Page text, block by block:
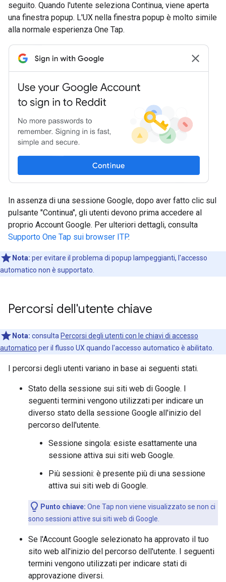
seguito. Quando l'utente seleziona Continua, viene aperta
una finestra popup. L'UX nella finestra popup è molto simile
alla normale esperienza One Tap.
In assenza di una sessione Google, dopo aver fatto clic sul
pulsante "Continua", gli utenti devono prima accedere al
proprio Account Google. Per ulteriori dettagli, consulta
Supporto One Tap sui browser ITP.
Nota: per evitare il problema di popup lampeggianti, l'accesso
automatico non è supportato.
Percorsi dell'utente chiave
Nota: consulta Percorsi degli utenti con le chiavi di accesso
automatico per il flusso UX quando l'accesso automatico è abilitato.
I percorsi degli utenti variano in base ai seguenti stati.
Stato della sessione sui siti web di Google. I
seguenti termini vengono utilizzati per indicare un
diverso stato della sessione Google all'inizio del
percorso dell'utente.
Sessione singola: esiste esattamente una
sessione attiva sui siti web Google.
Più sessioni: è presente più di una sessione
attiva sui siti web di Google.
Punto chiave: One Tap non viene visualizzato se non ci
sono sessioni attive sui siti web di Google.
Se l'Account Google selezionato ha approvato il tuo
sito web all'inizio del percorso dell'utente. I seguenti
termini vengono utilizzati per indicare stati di
approvazione diversi.